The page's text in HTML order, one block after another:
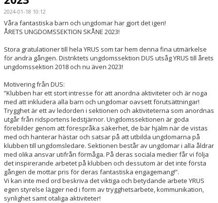
2024-01-18 10:12
Våra fantastiska barn och ungdomar har gjort det igen!
ÅRETS UNGDOMSSEKTION SKÅNE 2023!
Stora gratulationer till hela YRUS som tar hem denna fina utmärkelse
för andra gången. Distriktets ungdomssektion DUS utsåg YRUS till årets
ungdomssektion 2018 och nu även 2023!
Motivering från DUS:
”Klubben har ett stort intresse för att anordna aktiviteter och är noga
med att inkludera alla barn och ungdomar oavsett förutsättningar!
Trygghet är ett av ledorden i sektionen och aktiviteterna som anordnas
utgår från ridsportens ledstjärnor. Ungdomssektionen är goda
förebilder genom att förespråka säkerhet, de bär hjälm när de vistas
med och hanterar hästar och satsar på att utbilda ungdomarna på
klubben till ungdomsledare. Sektionen består av ungdomar i alla åldrar
med olika ansvar utifrån förmåga. På deras sociala medier får vi följa
det inspirerande arbetet på klubben och dessutom är det inte första
gången de mottar pris för deras fantastiska engagemang!”.
Vi kan inte med ord beskriva det viktiga och betydande arbete YRUS
egen styrelse lägger ned i form av trygghetsarbete, kommunikation,
synlighet samt otaliga aktiviteter!